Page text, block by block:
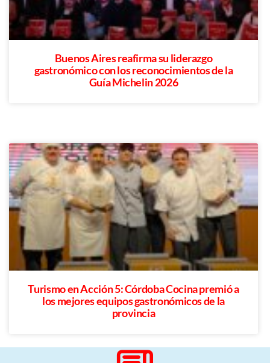
Buenos Aires reafirma su liderazgo
gastronómico con los reconocimientos de la
Guía Michelin 2026
Turismo en Acción 5: Córdoba Cocina premió a
los mejores equipos gastronómicos de la
provincia